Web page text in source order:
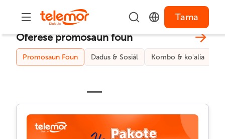
Tama
Oferese promosaun foun
Promosaun Foun Dadus & Sosiál Kombo & ko'alia